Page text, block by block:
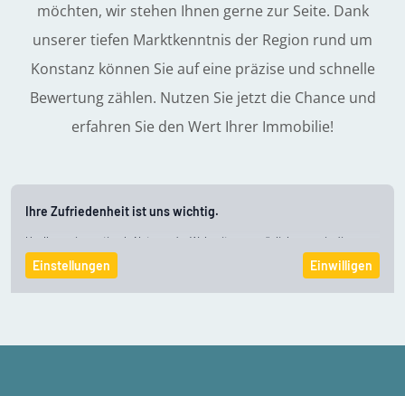
möchten, wir stehen Ihnen gerne zur Seite. Dank
unserer tiefen Marktkenntnis der Region rund um
Konstanz können Sie auf eine präzise und schnelle
Bewertung zählen. Nutzen Sie jetzt die Chance und
erfahren Sie den Wert Ihrer Immobilie!